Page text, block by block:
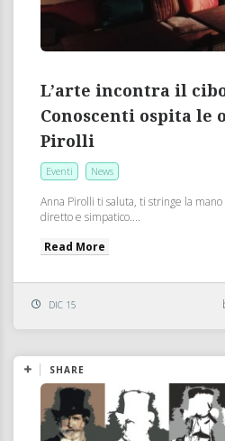
L’arte incontra il
Conoscenti ospita le
Pirolli
Eventi News
Anna Pirolli ti saluta, ti stringe la
diretto e simpatico....
Read More
DIC 15
SHARE